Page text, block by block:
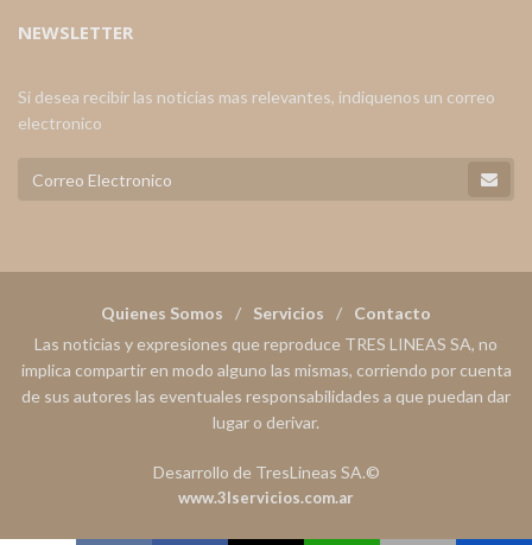
NEWSLETTER
Si desea recibir las noticias mas relevantes, indiquenos un correo
electronico
Quienes Somos Servicios
Contacto
Las noticias y expresiones que reproduce TRES LINEAS SA, no
implica compartir en modo alguno las mismas, corriendo por cuenta
de sus autores las eventuales responsabilidades a que puedan dar
lugar o derivar.
Desarrollo de TresLineas SA.©
www.3lservicios.com.ar